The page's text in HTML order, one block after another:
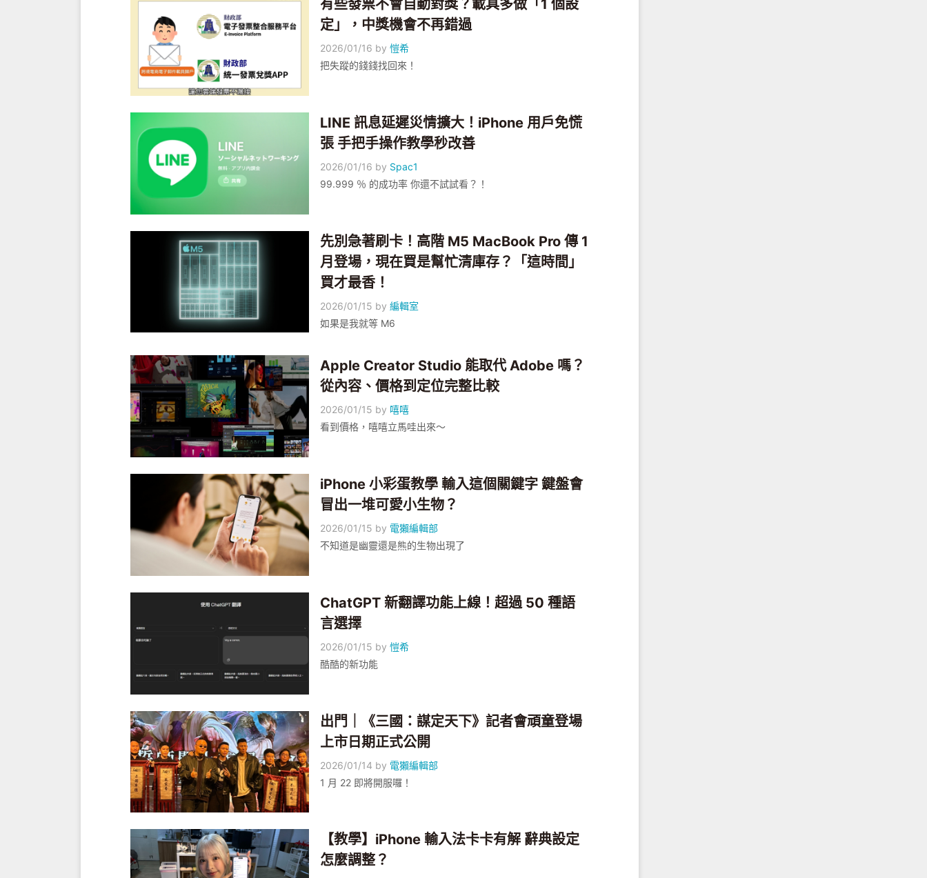
有些發票不會自動對獎？載具多做「1 個設
定」，中獎機會不再錯過
2026/01/16 by愷希
把失蹤的錢錢找回來！
LINE 訊息延遲災情擴大！iPhone 用戶免慌
張 手把手操作教學秒改善
2026/01/16 by Spac1
99.999 ％ 的成功率 你還不試試看？！
先別急著刷卡！高階 M5 MacBook Pro 傳 1
月登場，現在買是幫忙清庫存？「這時間」
買才最香！
2026/01/15 by編輯室
如果是我就等 M6
Apple Creator Studio 能取代 Adobe 嗎？
從內容、價格到定位完整比較
2026/01/15 by 嘻嘻
看到價格，嘻嘻立馬哇出來～
iPhone 小彩蛋教學 輸入這個關鍵字 鍵盤會
冒出一堆可愛小生物？
2026/01/15 by 電獺編輯部
不知道是幽靈還是熊的生物出現了
ChatGPT 新翻譯功能上線！超過 50 種語
言選擇
2026/01/15 by愷希
酷酷的新功能
出門｜《三國：謀定天下》記者會頑童登場
上市日期正式公開
2026/01/14 by 電獺編輯部
1 月 22 即將開服囉！
【教學】iPhone 輸入法卡卡有解 辭典設定
怎麼調整？